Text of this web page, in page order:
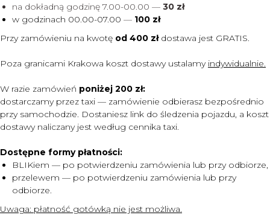
na dokładną godzinę 7.00-00.00 — 30 zł
w godzinach 00.00-07.00 — 100 zł
Przy zamówieniu na kwotę od 400 zł dostawa jest GRATIS.
Poza granicami Krakowa koszt dostawy ustalamy indywidualnie.
W razie zamówień poniżej 200 zł:
dostarczamy przez taxi — zamówienie odbierasz bezpośrednio
przy samochodzie. Dostaniesz link do śledzenia pojazdu, a koszt
dostawy naliczany jest według cennika taxi.
Dostępne formy płatności:
BLIKiem — po potwierdzeniu zamówienia lub przy odbiorze,
przelewem — po potwierdzeniu zamówienia lub przy
odbiorze.
Uwaga: płatność gotówką nie jest możliwa.